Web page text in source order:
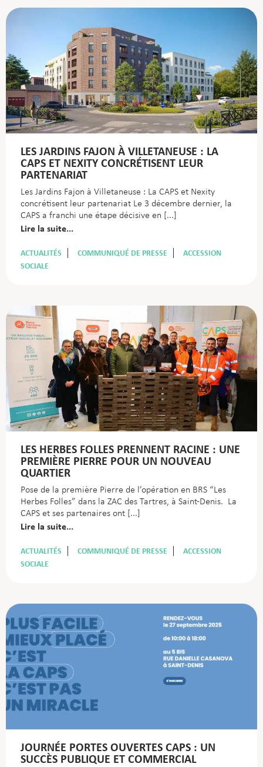
LES JARDINS FAJON À VILLETANEUSE : LA
CAPS ET NEXITY CONCRÉTISENT LEUR
PARTENARIAT
Les Jardins Fajon à Villetaneuse : La CAPS et Nexity
concrétisent leur partenariat Le 3 décembre dernier, la
CAPS a franchi une étape décisive en
Lire la suite...
ACTUALITÉS COMMUNIQUÉ DE PRESSE
ACCESSION
SOCIALE
LES HERBES FOLLES PRENNENT RACINE : UNE
PREMIÈRE PIERRE POUR UN NOUVEAU
QUARTIER
Pose de la première Pierre de l’opération en BRS “Les
Herbes Folles” dans la ZAC des Tartres, à Saint-Denis. La
CAPS et ses partenaires ont
Lire la suite...
ACTUALITÉS COMMUNIQUÉ DE PRESSE
ACCESSION
SOCIALE
JOURNÉE PORTES OUVERTES CAPS : UN
SUCCÈS PUBLIQUE ET COMMERCIAL